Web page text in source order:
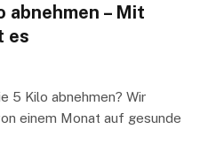
abnehmen – Mit
es
5 Kilo abnehmen? Wir
einem Monat auf gesunde